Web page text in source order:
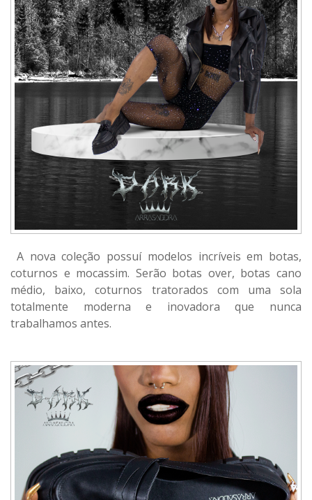
A nova coleção possuí modelos incríveis em botas,
coturnos e mocassim. Serão botas over, botas cano
médio, baixo, coturnos tratorados com uma sola
totalmente moderna e inovadora que nunca
trabalhamos antes.